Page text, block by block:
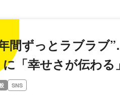
間ずっとラブラブ
に「幸せさが伝わ
SNS